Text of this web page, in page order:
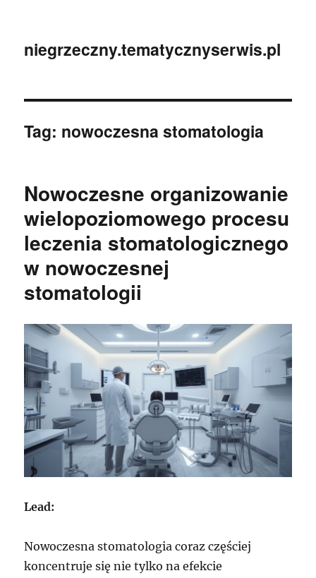
niegrzeczny.tematycznyserwis.pl
Tag: nowoczesna stomatologia
Nowoczesne organizowanie
wielopoziomowego procesu
leczenia stomatologicznego
w nowoczesnej
stomatologii
Lead:
Nowoczesna stomatologia coraz częściej
koncentruje się nie tylko na efekcie